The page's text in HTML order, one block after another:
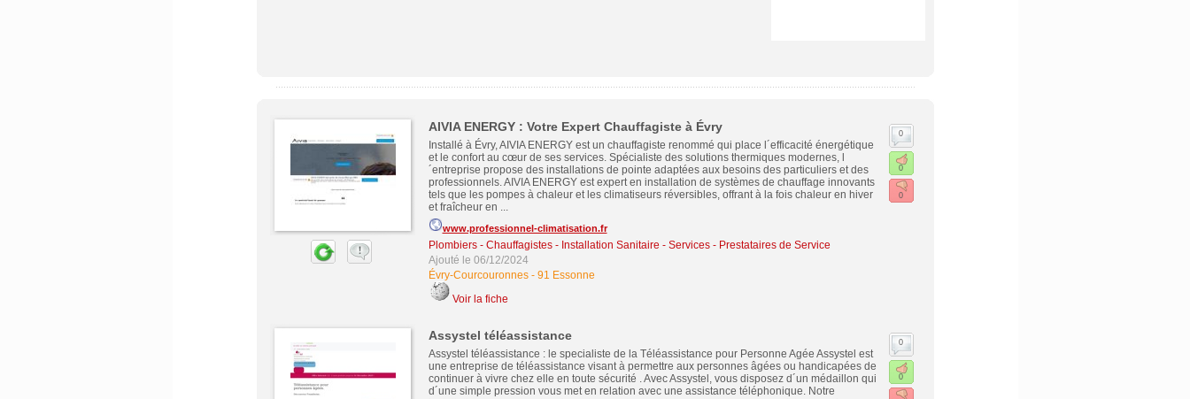
AIVIA ENERGY : Votre Expert Chauffagiste à Évry
Installé à Évry, AIVIA ENERGY est un chauffagiste renommé qui place l´efficacité énergétique
et le confort au cœur de ses services. Spécialiste des solutions thermiques modernes, l
´entreprise propose des installations de pointe adaptées aux besoins des particuliers et des
professionnels. AIVIA ENERGY est expert en installation de systèmes de chauffage innovants
tels que les pompes à chaleur et les climatiseurs réversibles, offrant à la fois chaleur en hiver
et fraîcheur en ...
www.professionnel-climatisation.fr
Plombiers - Chauffagistes - Installation Sanitaire - Services - Prestataires de Service
Ajouté le 06/12/2024
Évry-Courcouronnes- 91 Essonne
Voir la fiche
0
0
0
Assystel téléassistance
Assystel téléassistance : le specialiste de la Téléassistance pour Personne Agée Assystel est
une entreprise de téléassistance visant à permettre aux personnes âgées ou handicapées de
continuer à vivre chez elle en toute sécurité . Avec Assystel, vous disposez d´un médaillon qui
d´une simple pression vous met en relation avec une assistance téléphonique. Notre
0
0